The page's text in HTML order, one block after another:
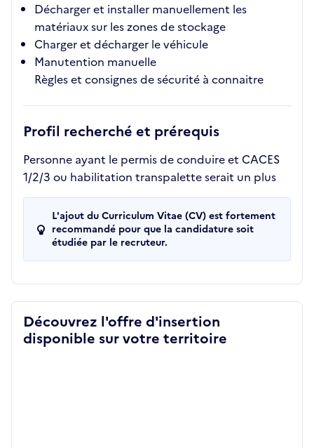
Décharger et installer manuellement les
matériaux sur les zones de stockage
Charger et décharger le véhicule
Manutention manuelle
Règles et consignes de sécurité à connaitre
Profil recherché et prérequis
Personne ayant le permis de conduire et CACES
1/2/3 ou habilitation transpalette serait un plus
L'ajout du Curriculum Vitae (CV) est fortement
recommandé pour que la candidature soit
étudiée par le recruteur.
Découvrez l'offre d'insertion
disponible sur votre territoire